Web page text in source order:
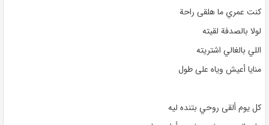
كنت عمري ما هلقى راحة
لولا بالصدفة لقيته
اللي بالغالي اشتريته
منايا أعيش وياه على طول
كل يوم ألقى روحي بتنده ليه